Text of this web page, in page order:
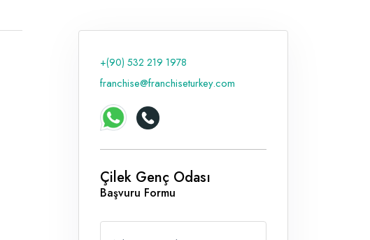
buradayız
Hakkımızda+(90) 532 219 1978
franchise@franchiseturkey.com
Çilek Genç Odası
Başvuru Formu